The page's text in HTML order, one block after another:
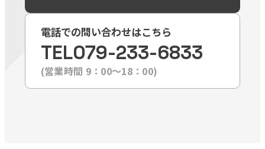
電話での問い合わせはこちら
TEL079-233-6833
(営業時間 9：00〜18：00)